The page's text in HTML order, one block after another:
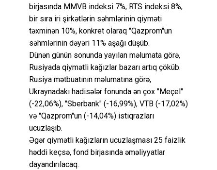
birjasında MMVB indeksi 7%, RTS indeksi 8%,
bir sıra iri şirkətlərin səhmlərinin qiyməti
təxminən 10%, konkret olaraq "Qazprom"un
səhmlərinin dəyəri 11% aşağı düşüb.
Dünən günün sonunda yayılan məlumata görə,
Rusiyada qiymətli kağızlar bazarı artıq çöküb.
Rusiya mətbuatının məlumatına görə,
Ukraynadakı hadisələr fonunda ən çox "Meçel"
(-22,06%), "Sberbank" (-16,99%), VTB (-17,02%)
və "Qazprom"un (-14,04%) istiqrazları
ucuzlaşıb.
Əgər qiymətli kağızların ucuzlaşması 25 faizlik
həddi keçsə, fond birjasında əməliyyatlar
dayandırılacaq.